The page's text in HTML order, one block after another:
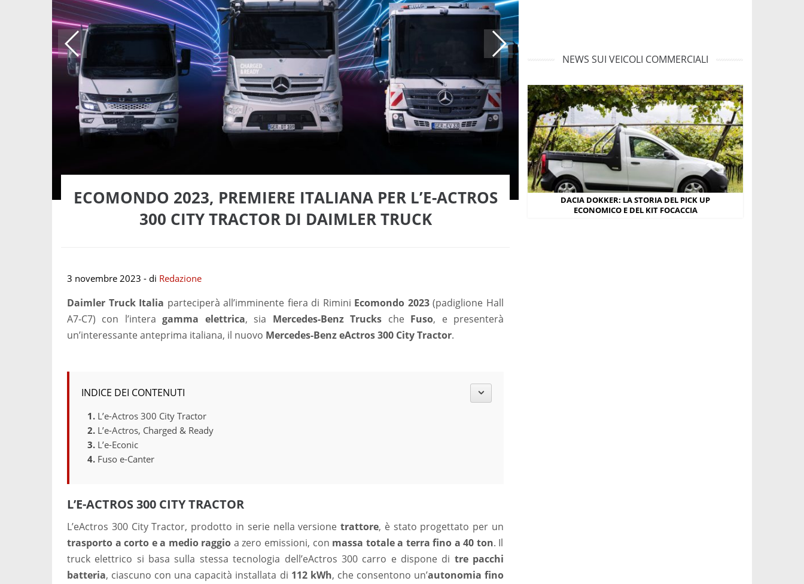
ECOMONDO 2023, PREMIERE ITALIANA PER L’E-ACTROS
300 CITY TRACTOR DI DAIMLER TRUCK
3 novembre 2023 - di Redazione
Daimler Truck Italia parteciperà all’imminente fiera di Rimini Ecomondo 2023(padiglione Hall
A7-C7) con l’interagamma elettrica, sia Mercedes-Benz Trucks che Fuso, e presenterà
un’interessante anteprima italiana, il nuovo Mercedes-Benz eActros 300 City Tractor.
INDICE DEI CONTENUTI
L’e-Actros 300 City Tractor
L’e-Actros, Charged & Ready
L’e-Econic
Fuso e-Canter
L’E-ACTROS 300 CITY TRACTOR
L’eActros 300 City Tractor, prodotto in serie nella versionetrattore, è stato progettato per un
trasporto a corto e a medio raggio a zero emissioni, con massa totale a terra fino a 40 ton. Il
truck elettrico si basa sulla stessa tecnologia dell’eActros 300 carro e dispone di tre pacchi
batteria, ciascuno con una capacità installata di 112 kWh, che consentono un’autonomia fino
NEWS SUI VEICOLI COMMERCIALI
DACIA DOKKER: LA STORIA DEL PICK UP
ECONOMICO E DEL KIT FOCACCIA